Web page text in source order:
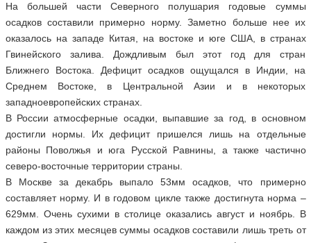
На большей части Северного полушария годовые суммы
осадков составили примерно норму. Заметно больше нее их
оказалось на западе Китая, на востоке и юге США, в странах
Гвинейского залива. Дождливым был этот год для стран
Ближнего Востока. Дефицит осадков ощущался в Индии, на
Среднем Востоке, в Центральной Азии и в некоторых
западноевропейских странах.
В России атмосферные осадки, выпавшие за год, в основном
достигли нормы. Их дефицит пришелся лишь на отдельные
районы Поволжья и юга Русской Равнины, а также частично
северо-восточные территории страны.
В Москве за декабрь выпало 53мм осадков, что примерно
составляет норму. И в годовом цикле также достигнута норма –
629мм. Очень сухими в столице оказались август и ноябрь. В
каждом из этих месяцев суммы осадков составили лишь треть от